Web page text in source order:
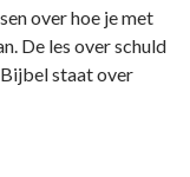
over hoe je met
De les over schuld
staat over